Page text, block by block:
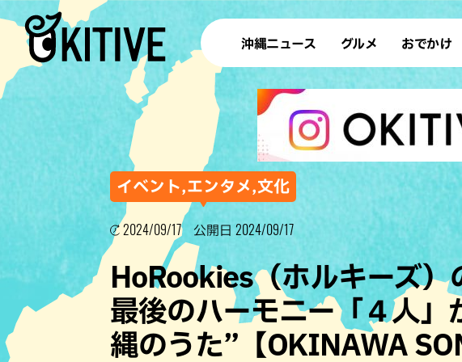
沖縄ニュース グルメ
ラーメン
テイクアウト
すし・魚料理
ア
中華
洋食・西洋料理
ステーキ・焼肉
その他の肉料理
ブッフェ・バイキング
おでかけ
デート
散歩
歴史
サウナ
沖縄の海
イベント,エンタメ,文化
2024/09/17 公開日 2024/09/17
HoRookies（ホルキーズ）
最後のハーモニー「４人」
縄のうた”【OKINAWA